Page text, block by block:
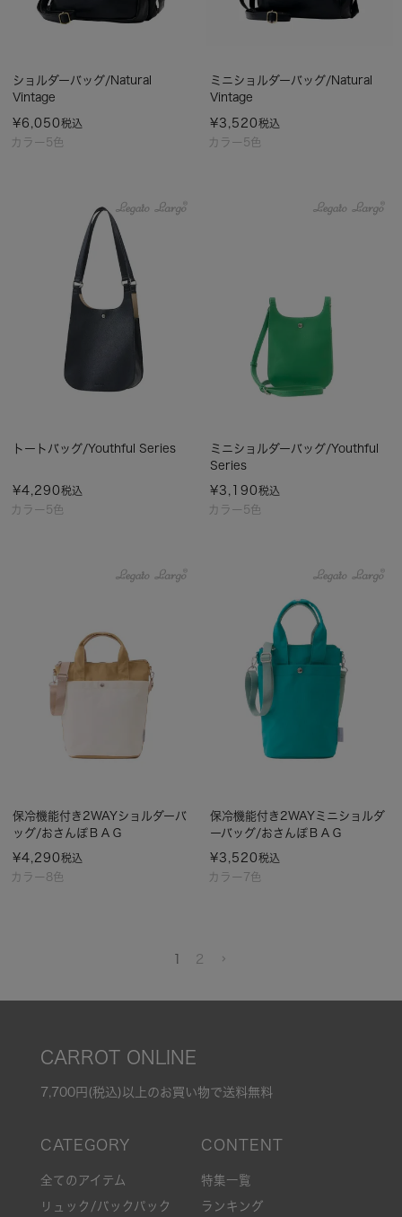
カラー5色
ショルダーバッグ/Natural
Vintage
¥6,050税込
カラー5色
ミニショルダーバッグ/Natural
Vintage
¥3,520税込
カラー5色
トートバッグ/Youthful Series
¥4,290税込
カラー5色
ミニショルダーバッグ/Youthful
Series
¥3,190税込
カラー8色
保冷機能付き2WAYショルダーバ
ッグ/おさんぽＢＡＧ
¥4,290税込
カラー7色
保冷機能付き2WAYミニショルダ
ーバッグ/おさんぽＢＡＧ
¥3,520税込
1 2
CARROT ONLINE
7,700円(税込)以上のお買い物で送料無料
全てのアイテム
リュック/バックパック
特集一覧
ランキング